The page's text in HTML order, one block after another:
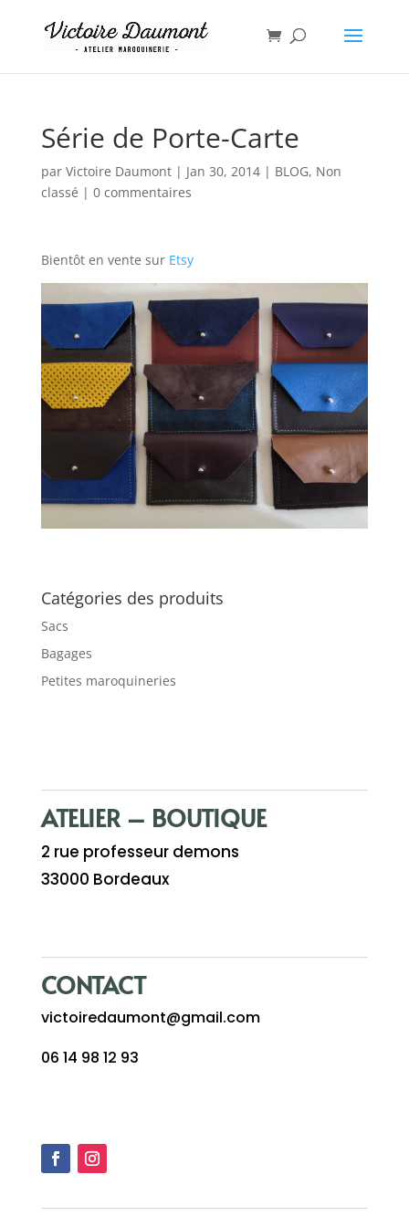
Série de Porte-Carte
par Victoire Daumont| Jan 30, 2014| BLOG, Non
classé | 0 commentaires
Bientôt en vente sur Etsy
Catégories des produits
Sacs
Bagages
Petites maroquineries
ATELIER – BOUTIQUE
2 rue professeur demons
33000 Bordeaux
CONTACT
victoiredaumont@gmail.com
06 14 98 12 93